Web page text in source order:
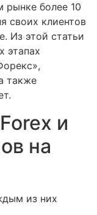
рынке более 10
своих клиентов
Из этой статьи
этапах
также
и
на
из них